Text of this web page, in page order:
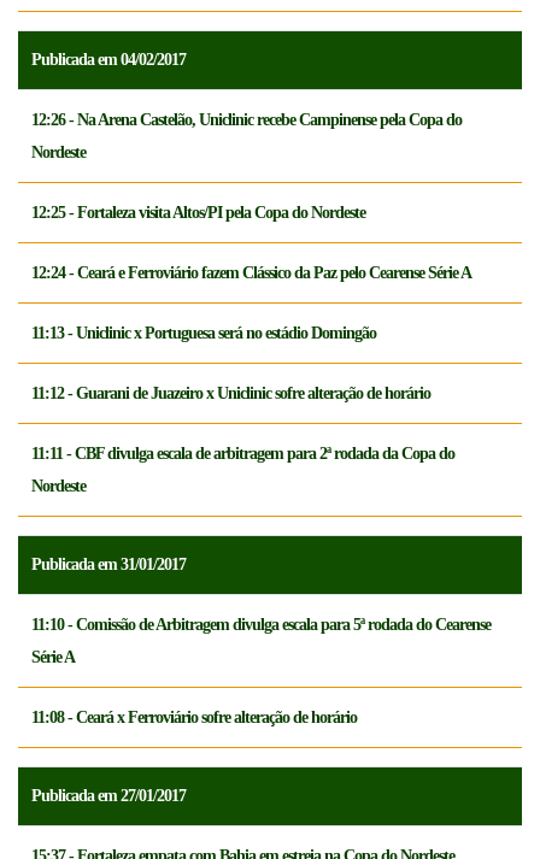
Publicada em 04/02/2017
12:26 - Na Arena Castelão, Uniclinic recebe Campinense pela Copa do
Nordeste
12:25 - Fortaleza visita Altos/PI pela Copa do Nordeste
12:24 - Ceará e Ferroviário fazem Clássico da Paz pelo Cearense Série A
11:13 - Uniclinic x Portuguesa será no estádio Domingão
11:12 - Guarani de Juazeiro x Uniclinic sofre alteração de horário
11:11 - CBF divulga escala de arbitragem para 2ª rodada da Copa do
Nordeste
Publicada em 31/01/2017
11:10 - Comissão de Arbitragem divulga escala para 5ª rodada do Cearense
Série A
11:08 - Ceará x Ferroviário sofre alteração de horário
Publicada em 27/01/2017